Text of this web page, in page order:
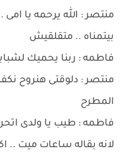
منتصر : الله يرحمه يا امى
بيتمناه .. متقلقيش
فاطمه : ربنا يحميك
منتصر : دلوقتى هنروح
المطرح
فاطمه : طيب يا ولدى
لانه بقاله ساعات ميت ..